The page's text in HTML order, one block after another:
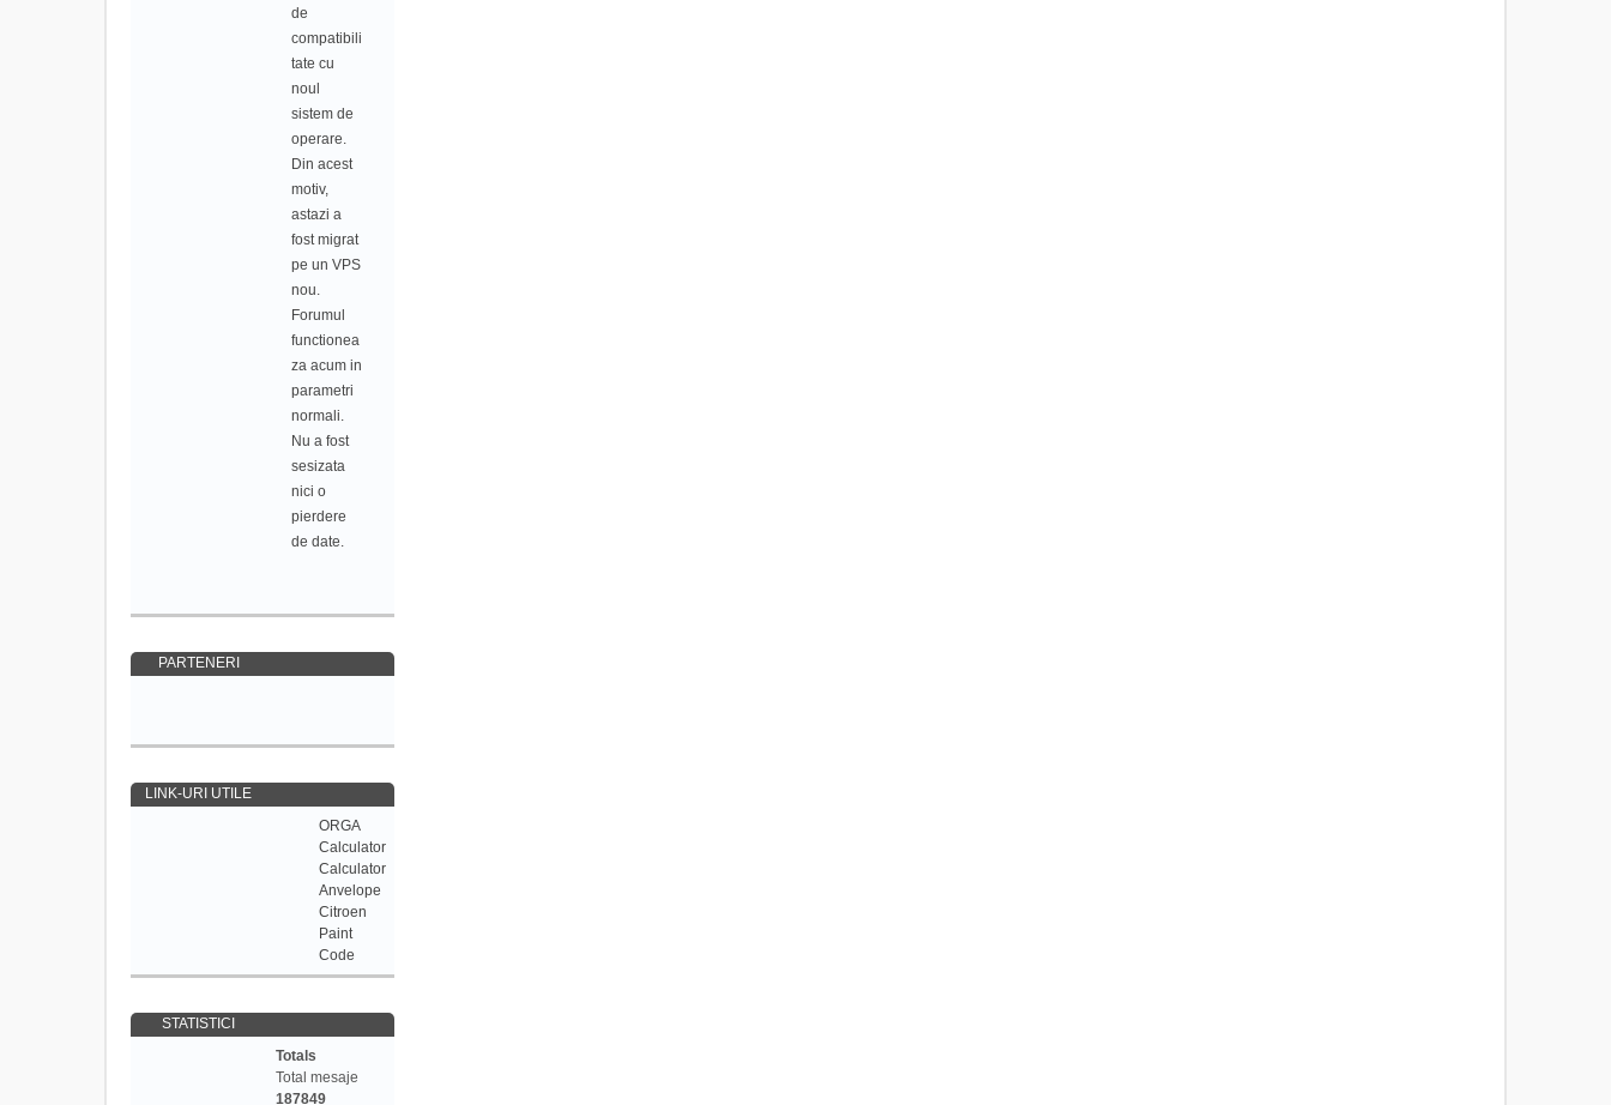
de
compatibili
tate cu
noul
sistem de
operare.
Din acest
motiv,
astazi a
fost migrat
pe un VPS
nou.
Forumul
functionea
za acum in
parametri
normali.
Nu a fost
sesizata
nici o
pierdere
de date.
PARTENERI
LINK-URI UTILE
ORGA
Calculator
Calculator
Anvelope
Citroen
Paint
Code
STATISTICI
Totals
Total mesaje
187849